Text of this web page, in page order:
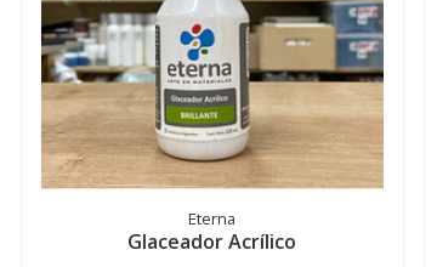
Eterna
Glaceador Acrílico